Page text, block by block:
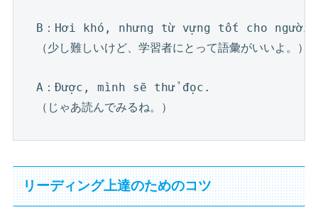
B：Hơi khó, nhưng từ vựng tốt cho người
（少し難しいけど、学習者にとって語彙がいいよ。）
A：Được, mình sẽ thử đọc.
（じゃあ読んでみるね。）
リーディング上達のためのコツ